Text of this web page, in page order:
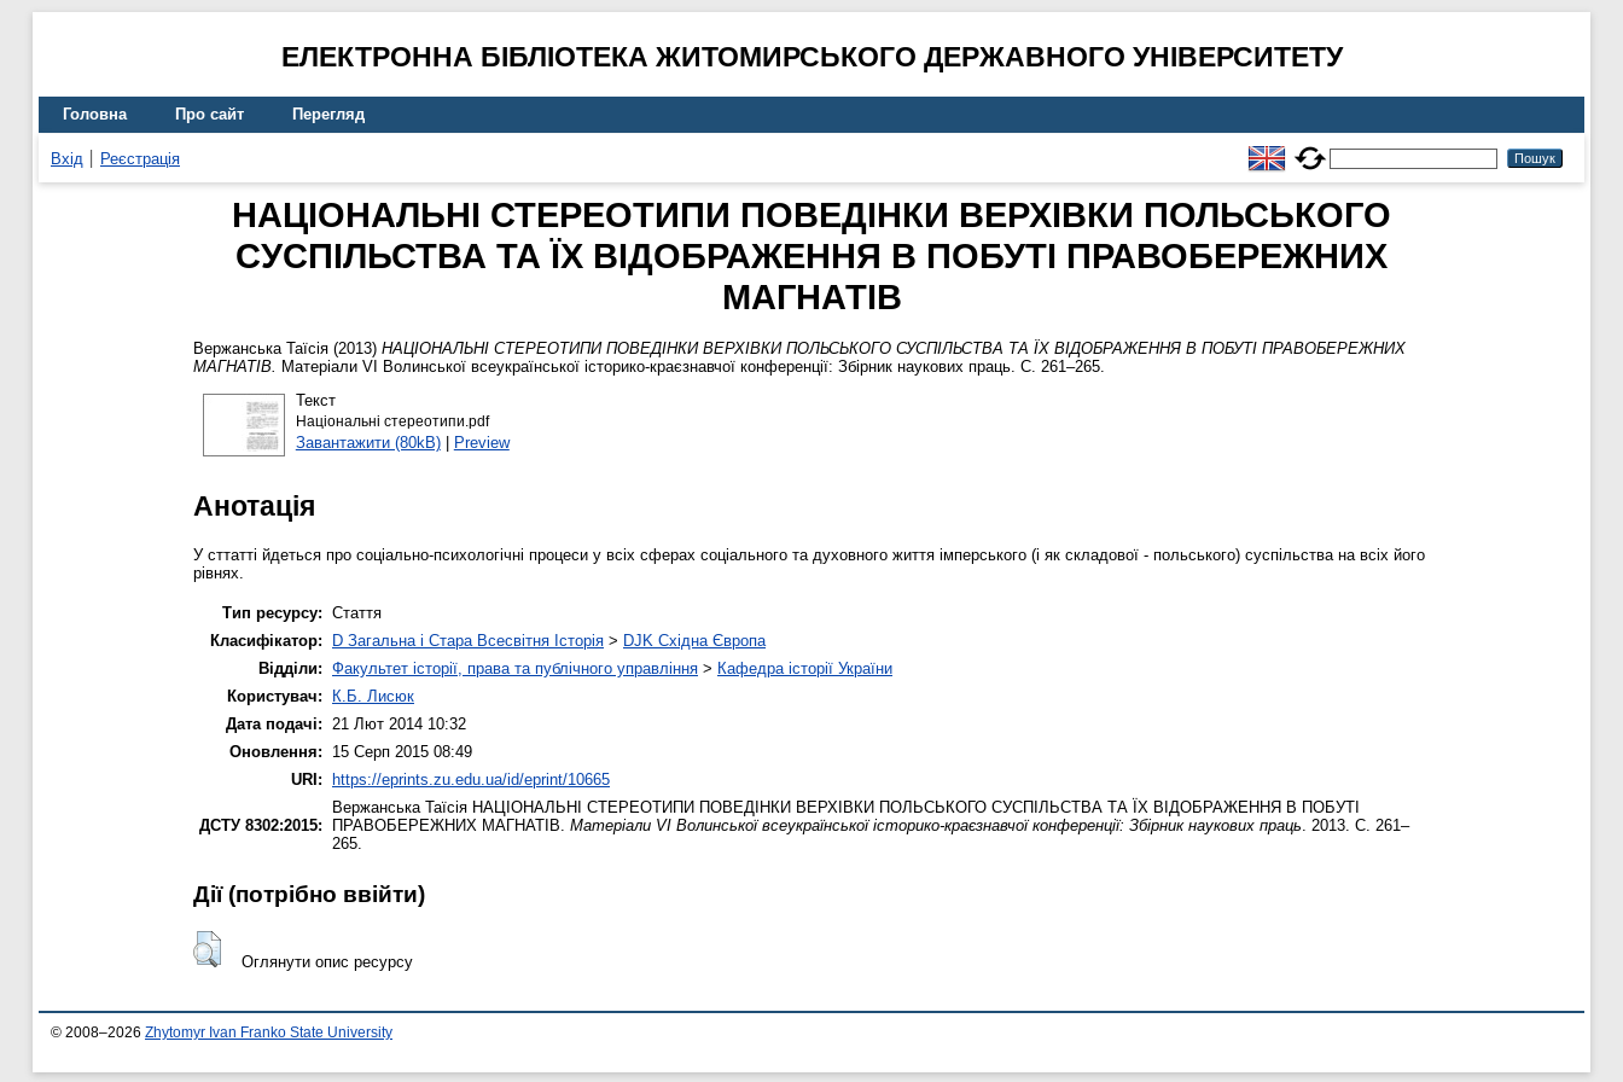
ЕЛЕКТРОННА БІБЛІОТЕКА ЖИТОМИРСЬКОГО ДЕРЖАВНОГО УНІВЕРСИТЕТУ
Головна Про сайт Перегляд
Вхід Реєстрація
НАЦІОНАЛЬНІ СТЕРЕОТИПИ ПОВЕДІНКИ ВЕРХІВКИ ПОЛЬСЬКОГО
СУСПІЛЬСТВА ТА ЇХ ВІДОБРАЖЕННЯ В ПОБУТІ ПРАВОБЕРЕЖНИХ
МАГНАТІВ
Вержанська Таїсія (2013) НАЦІОНАЛЬНІ СТЕРЕОТИПИ ПОВЕДІНКИ ВЕРХІВКИ ПОЛЬСЬКОГО СУСПІЛЬСТВА ТА ЇХ ВІДОБРАЖЕННЯ В ПОБУТІ ПРАВОБЕРЕЖНИХ
МАГНАТІВ. Матеріали VІ Волинської всеукраїнської історико-краєзнавчої конференції: Збірник наукових праць. С. 261–265.
Текст
Національні стереотипи.pdf
Завантажити (80kB)| Preview
Анотація
У сттатті йдеться про соціально-психологічні процеси у всіх сферах соціального та духовного життя імперського (і як складової - польського) суспільства на всіх його
рівнях.
Тип ресурсу: Стаття
Класифікатор:
D Загальна і Стара Всесвітня Історія > DJK Східна Європа
Відділи: Факультет історії, права та публічного управління > Кафедра історії України
Користувач:
К.Б. Лисюк
Дата подачі:
21 Лют 2014 10:32
Оновлення:
15 Серп 2015 08:49
URI: https://eprints.zu.edu.ua/id/eprint/10665
ДСТУ 8302:2015:
Вержанська Таїсія НАЦІОНАЛЬНІ СТЕРЕОТИПИ ПОВЕДІНКИ ВЕРХІВКИ ПОЛЬСЬКОГО СУСПІЛЬСТВА ТА ЇХ ВІДОБРАЖЕННЯ В ПОБУТІ
ПРАВОБЕРЕЖНИХ МАГНАТІВ. Матеріали VІ Волинської всеукраїнської історико-краєзнавчої конференції: Збірник наукових праць . 2013. С. 261–
265.
Дії ​​(потрібно ввійти)
Оглянути опис ресурсу
© 2008–2026 Zhytomyr Ivan Franko State University